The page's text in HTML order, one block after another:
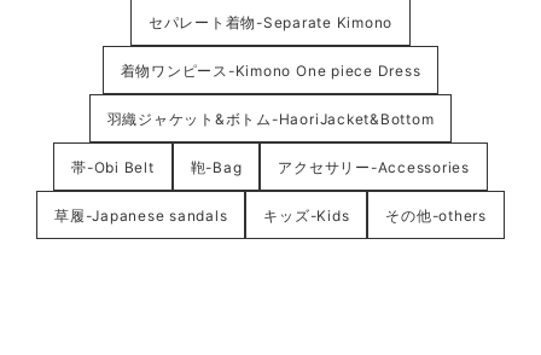
セパレート着物-Separate Kimono
着物ワンピース-Kimono One piece Dress
羽織ジャケット&ボトム-HaoriJacket&Bottom
帯-Obi Belt 鞄-Bag アクセサリー-Accessories
草履-Japanese sandals キッズ-Kids その他-others